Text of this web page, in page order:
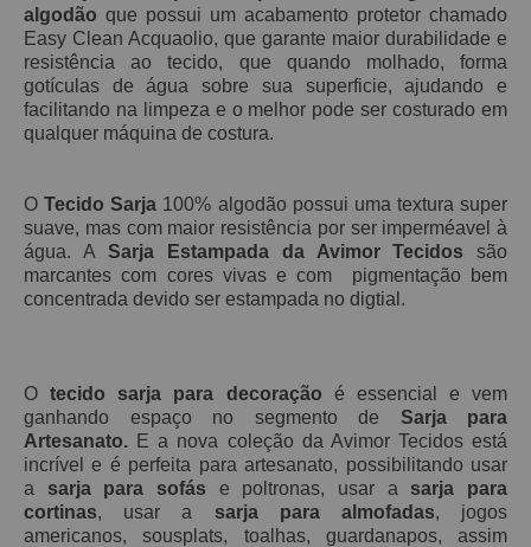
algodão que possui um acabamento protetor chamado
Easy C lean Acquaolio, que garante maior durabilidade e
resistência ao tecido, que quando molhado, forma
gotículas de água sobre sua superficie, ajudando e
facilitando na limpeza e o melhor pode ser costurado em
qualquer máquina de costura.
OTecido Sarja 100% algodão possui uma textura super
suave, mas com maior resistência por ser imperméavel à
água. ASarja Estampada da Avimor Tecidos são
marcantes com cores vivas e com pigmentação bem
concentrada devido ser estampada no digtial.
Otecido sarja para decoração é essencial e vem
ganhando espaço no segmento de Sarja para
Artesanato. E a nova coleção da Avimor Tecidos está
incrível e é perfeita para artesanato, possibilitando usar
a sarja para sofás e poltronas, usar a sarja para
cortinas, usar a sarja para almofadas, jogos
americanos, sousplats, toalhas, guardanapos, assim